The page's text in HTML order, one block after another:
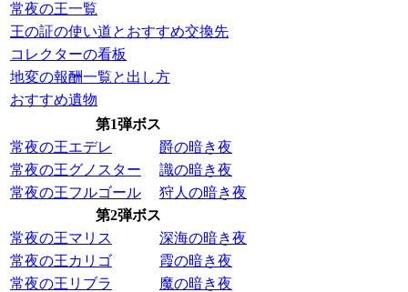
常夜の王一覧
王の証の使い道とおすすめ交換先
コレクターの看板
地変の報酬一覧と出し方
おすすめ遺物
第1弾ボス
常夜の王エデレ
爵の暗き夜
常夜の王グノスター
識の暗き夜
常夜の王フルゴール
狩人の暗き夜
第2弾ボス
常夜の王マリス
深海の暗き夜
常夜の王カリゴ
霞の暗き夜
常夜の王リブラ
魔の暗き夜